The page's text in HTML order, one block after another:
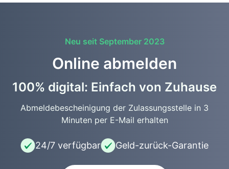
Neu seit September 2023
Online abmelden
100% digital: Einfach von Zuhause
Abmeldebescheinigung der Zulassungsstelle in 3
Minuten per E-Mail erhalten
24/7 verfügbar Geld-zurück-Garantie